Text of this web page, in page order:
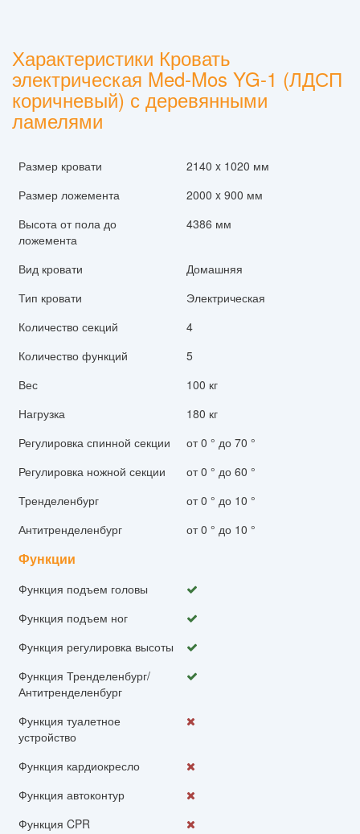
Характеристики Кровать
электрическая Med-Mos YG-1 (ЛДСП
коричневый) с деревянными
ламелями
Размер кровати
2140 x 1020 мм
Размер ложемента
2000 x 900 мм
Высота от пола до
ложемента
4386 мм
Вид кровати
Домашняя
Тип кровати
Электрическая
Количество секций
4
Количество функций
5
Вес
100 кг
Нагрузка
180 кг
Регулировка спинной секции
от 0 ° до 70 °
Регулировка ножной секции
от 0 ° до 60 °
Тренделенбург
от 0 ° до 10 °
Антитренделенбург
от 0 ° до 10 °
Функции
Функция подъем головы
Функция подъем ног
Функция регулировка высоты
Функция Тренделенбург/
Антитренделенбург
Функция туалетное
устройство
Функция кардиокресло
Функция автоконтур
Функция CPR